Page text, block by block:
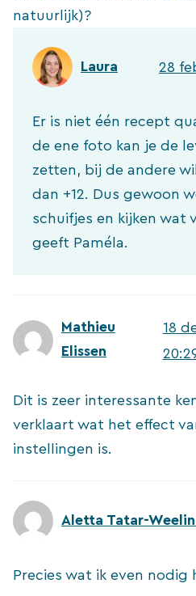
natuurlijk)?
Laura 28
Er is niet één recept
de ene foto kan je de
zetten, bij de andere
dan +12. Dus gewoon
schuifjes en kijken wat
geeft Paméla.
Mathieu
Elissen
18
Dit is zeer interessante
verklaart wat het effect
instellingen is.
Aletta Tatar-
Precies wat ik even nodig